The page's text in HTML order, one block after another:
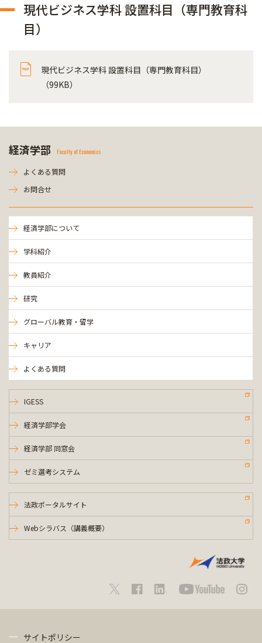
現代ビジネス学科 設置科目（専門教育科
目）
現代ビジネス学科 設置科目（専門教育科目）
（99KB）
経済学部 Faculty of Economics
よくある質問
お問合せ
経済学部について
学科紹介
教員紹介
研究
グローバル教育・留学
キャリア
よくある質問
IGESS
経済学部学会
経済学部 同窓会
ゼミ選考システム
法政ポータルサイト
Webシラバス（講義概要）
サイトポリシー